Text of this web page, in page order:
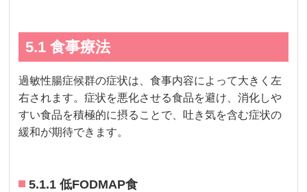
5.1 食事療法
過敏性腸症候群の症状は、食事内容によって大きく左
右されます。症状を悪化させる食品を避け、消化しや
すい食品を積極的に摂ることで、吐き気を含む症状の
緩和が期待できます。
5.1.1 低FODMAP食